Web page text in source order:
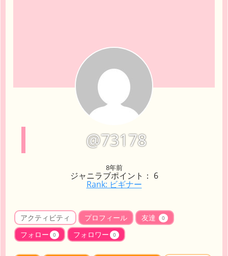
@73178
8年前
ジャニラブポイント： 6
Rank: ビギナー
アクティビティ プロフィール 友達 0
フォロー 0 フォロワー 0